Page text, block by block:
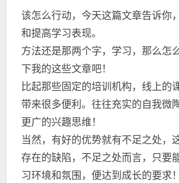
该怎么行动，今天这篇文章告诉你
和提高学习表现。
方法还是那两个字，学习，那么怎
下我的这些文章吧！
比起那些固定的培训机构，线上的
带来很多便利。往往充实的自我微
更广的兴趣思维！
当然，有好的优势就有不足之处，
存在的缺陷，不足之处而言，只要
习环境和氛围，便达到成长的要求！